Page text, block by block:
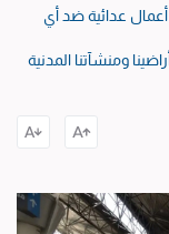
عدائية ضد أي
ومنشآتنا المدنية